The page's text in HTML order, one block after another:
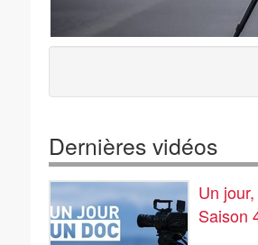
Dernières vidéos
Un
Saison